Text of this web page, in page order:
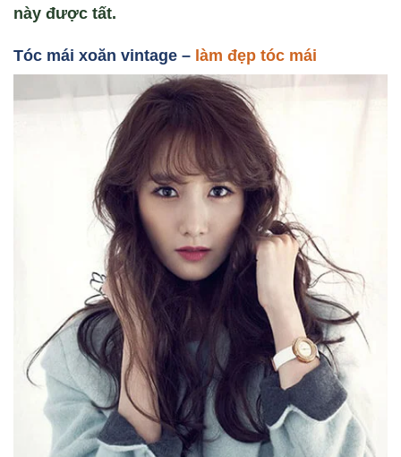
này được tất.
Tóc mái xoăn vintage – làm đẹp tóc mái